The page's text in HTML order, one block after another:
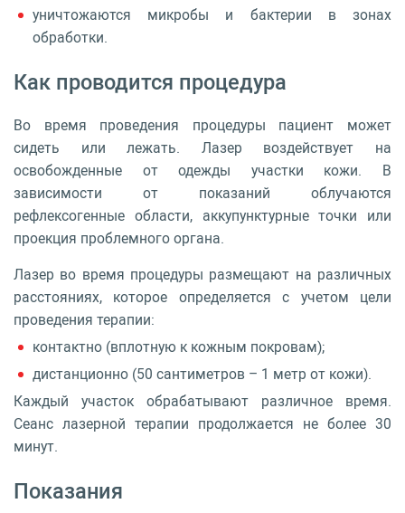
уничтожаются микробы и бактерии в зонах
обработки.
Как проводится процедура
Во время проведения процедуры пациент может
сидеть или лежать. Лазер воздействует на
освобожденные от одежды участки кожи. В
зависимости от показаний облучаются
рефлексогенные области, аккупунктурные точки или
проекция проблемного органа.
Лазер во время процедуры размещают на различных
расстояниях, которое определяется с учетом цели
проведения терапии:
контактно (вплотную к кожным покровам);
дистанционно (50 сантиметров – 1 метр от кожи).
Каждый участок обрабатывают различное время.
Сеанс лазерной терапии продолжается не более 30
минут.
Показания